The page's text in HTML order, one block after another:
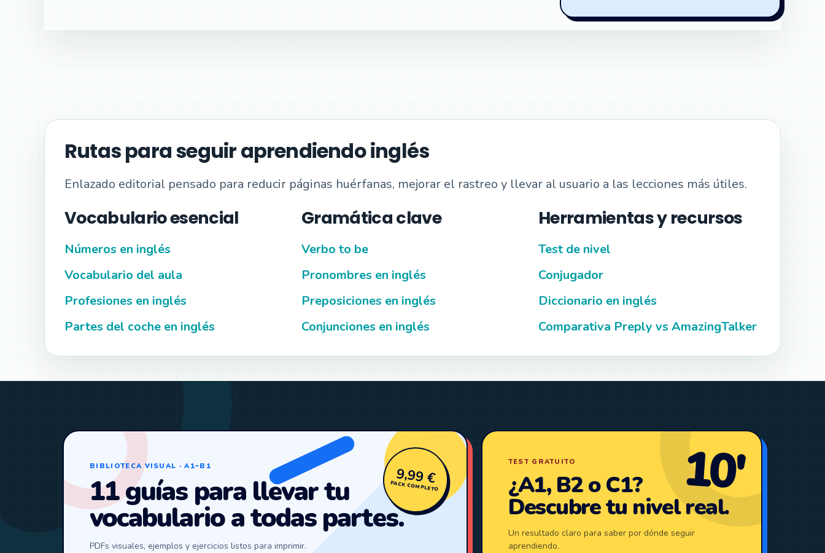
Rutas para seguir aprendiendo inglés
Enlazado editorial pensado para reducir páginas huérfanas, mejorar el rastreo y llevar al usuario a las lecciones más útiles.
Vocabulario esencial
Números en inglés
Vocabulario del aula
Profesiones en inglés
Partes del coche en inglés
Gramática clave
Verbo to be
Pronombres en inglés
Preposiciones en inglés
Conjunciones en inglés
Herramientas y recursos
Test de nivel
Conjugador
Diccionario en inglés
Comparativa Preply vs AmazingTalker
BIBLIOTECA VISUAL · A1–B1
11 guías para llevar tu
vocabulario a todas partes.
PDFs visuales, ejemplos y ejercicios listos para imprimir.
9,99 €
PACK COMPLETO 10′
TEST GRATUITO
¿A1, B2 o C1?
Descubre tu nivel real.
Un resultado claro para saber por dónde seguir
aprendiendo.